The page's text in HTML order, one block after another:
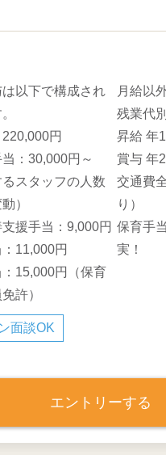
は以下で構成され
円
：30,000円～
るスタッフの人数
）
援手当：9,000円
11,000円
15,000円（保育
許）
月給以
残業代
昇給 年
賞与 年
交通費
り）
保育手
実！
面談OK
エントリーする